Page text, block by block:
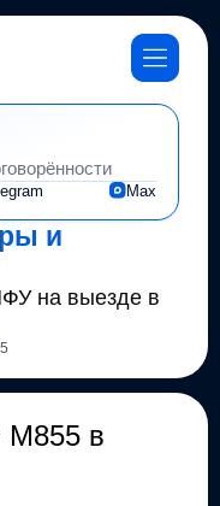
и
на выезде в
Max
M855 в